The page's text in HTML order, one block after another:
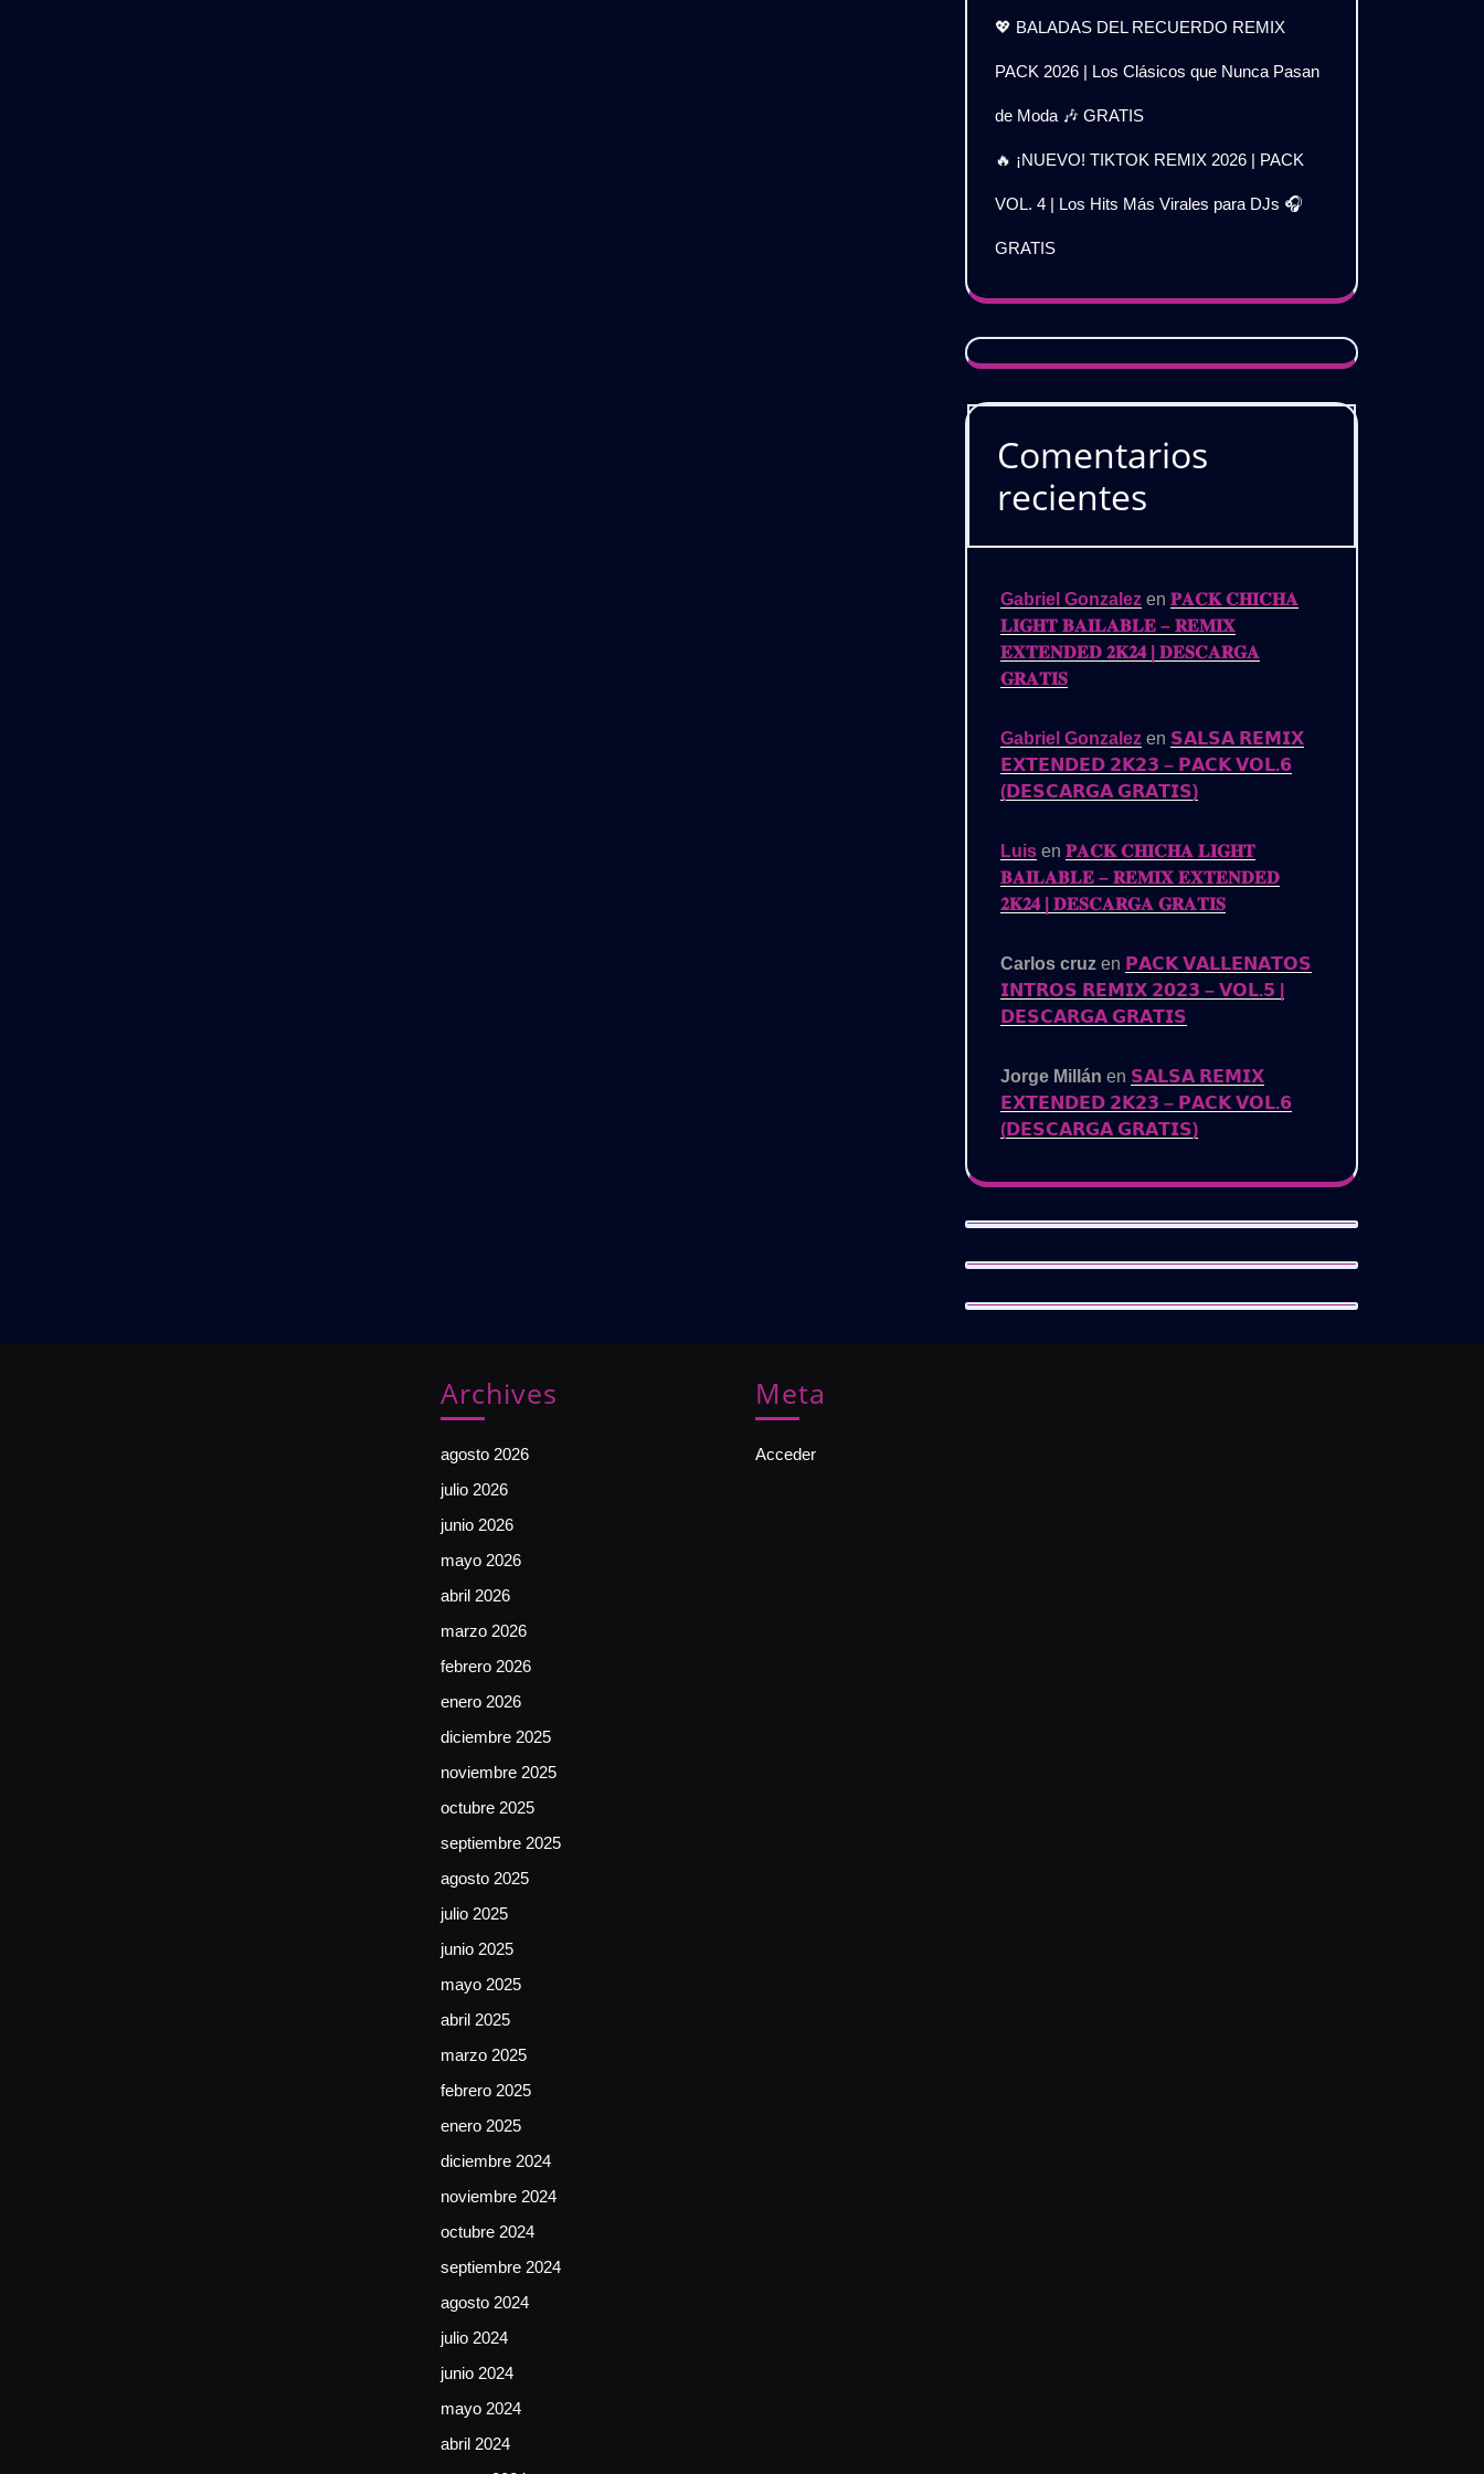
💖 BALADAS DEL RECUERDO REMIX
PACK 2026 | Los Clásicos que Nunca Pasan
de Moda 🎶 GRATIS
🔥 ¡NUEVO! TIKTOK REMIX 2026 | PACK
VOL. 4 | Los Hits Más Virales para DJs 🎧
GRATIS
Comentarios
recientes
Gabriel Gonzalez en 𝐏𝐀𝐂𝐊 𝐂𝐇𝐈𝐂𝐇𝐀
𝐋𝐈𝐆𝐇𝐓 𝐁𝐀𝐈𝐋𝐀𝐁𝐋𝐄 – 𝐑𝐄𝐌𝐈𝐗
𝐄𝐗𝐓𝐄𝐍𝐃𝐄𝐃 𝟐𝐊𝟐𝟒 | 𝐃𝐄𝐒𝐂𝐀𝐑𝐆𝐀
𝐆𝐑𝐀𝐓𝐈𝐒
Gabriel Gonzalez en 𝗦𝗔𝗟𝗦𝗔 𝗥𝗘𝗠𝗜𝗫
𝗘𝗫𝗧𝗘𝗡𝗗𝗘𝗗 𝟮𝗞𝟮𝟯 – 𝗣𝗔𝗖𝗞 𝗩𝗢𝗟.𝟲
(𝗗𝗘𝗦𝗖𝗔𝗥𝗚𝗔 𝗚𝗥𝗔𝗧𝗜𝗦)
Luis en 𝐏𝐀𝐂𝐊 𝐂𝐇𝐈𝐂𝐇𝐀 𝐋𝐈𝐆𝐇𝐓
𝐁𝐀𝐈𝐋𝐀𝐁𝐋𝐄 – 𝐑𝐄𝐌𝐈𝐗 𝐄𝐗𝐓𝐄𝐍𝐃𝐄𝐃
𝟐𝐊𝟐𝟒 | 𝐃𝐄𝐒𝐂𝐀𝐑𝐆𝐀 𝐆𝐑𝐀𝐓𝐈𝐒
Carlos cruz en 𝗣𝗔𝗖𝗞 𝗩𝗔𝗟𝗟𝗘𝗡𝗔𝗧𝗢𝗦
𝗜𝗡𝗧𝗥𝗢𝗦 𝗥𝗘𝗠𝗜𝗫 𝟮𝟬𝟮𝟯 – 𝗩𝗢𝗟.𝟱 |
𝗗𝗘𝗦𝗖𝗔𝗥𝗚𝗔 𝗚𝗥𝗔𝗧𝗜𝗦
Jorge Millán en 𝗦𝗔𝗟𝗦𝗔 𝗥𝗘𝗠𝗜𝗫
𝗘𝗫𝗧𝗘𝗡𝗗𝗘𝗗 𝟮𝗞𝟮𝟯 – 𝗣𝗔𝗖𝗞 𝗩𝗢𝗟.𝟲
(𝗗𝗘𝗦𝗖𝗔𝗥𝗚𝗔 𝗚𝗥𝗔𝗧𝗜𝗦)
Archives
agosto 2026
julio 2026
junio 2026
mayo 2026
abril 2026
marzo 2026
febrero 2026
enero 2026
diciembre 2025
noviembre 2025
octubre 2025
septiembre 2025
agosto 2025
julio 2025
junio 2025
mayo 2025
abril 2025
marzo 2025
febrero 2025
enero 2025
diciembre 2024
noviembre 2024
octubre 2024
septiembre 2024
agosto 2024
julio 2024
junio 2024
mayo 2024
abril 2024
Meta
Acceder